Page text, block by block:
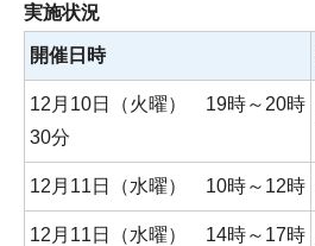
実施状況
開催日時
12月10日（火曜） 19時～20時
30分
12月11日（水曜） 10時～12時
12月11日（水曜） 14時～17時